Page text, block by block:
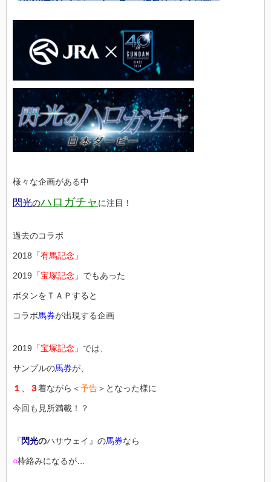
様々な企画がある中
閃光のハロガチャ に注目！
過去のコラボ
2018「有馬記念 」
2019「宝塚記念 」でもあった
ボタンをＴＡＰすると
コラボ馬券が出現する企画
2019「宝塚記念 」では、
サンプルの馬券が、
１ ３着ながら＜予告＞となった様に
今回も見所満載！？
『閃光のハサウェイ』の馬券なら
○枠絡みになるが…